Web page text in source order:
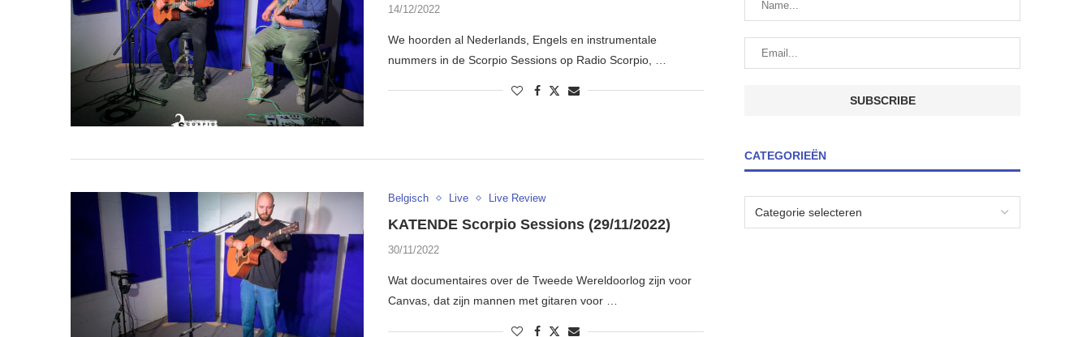
14/12/2022
We hoorden al Nederlands, Engels en instrumentale
nummers in de Scorpio Sessions op Radio Scorpio, …
Belgisch Live Live Review
KATENDE Scorpio Sessions (29/11/2022)
30/11/2022
Wat documentaires over de Tweede Wereldoorlog zijn voor
Canvas, dat zijn mannen met gitaren voor …
CATEGORIEËN